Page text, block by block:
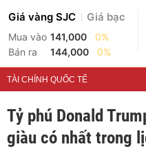
Giá vàng SJC Giá bạc
Mua vào 141,000
0%
Bán ra
144,000 0%
TÀI CHÍNH QUỐC TẾ
Tỷ phú Donald
giàu có nhất trong